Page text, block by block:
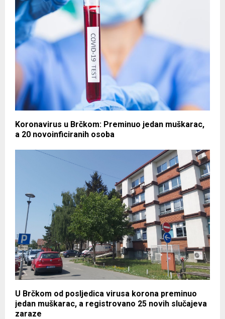
Koronavirus u Brčkom: Preminuo jedan muškarac,
a 20 novoinficiranih osoba
U Brčkom od posljedica virusa korona preminuo
jedan muškarac, a registrovano 25 novih slučajeva
zaraze